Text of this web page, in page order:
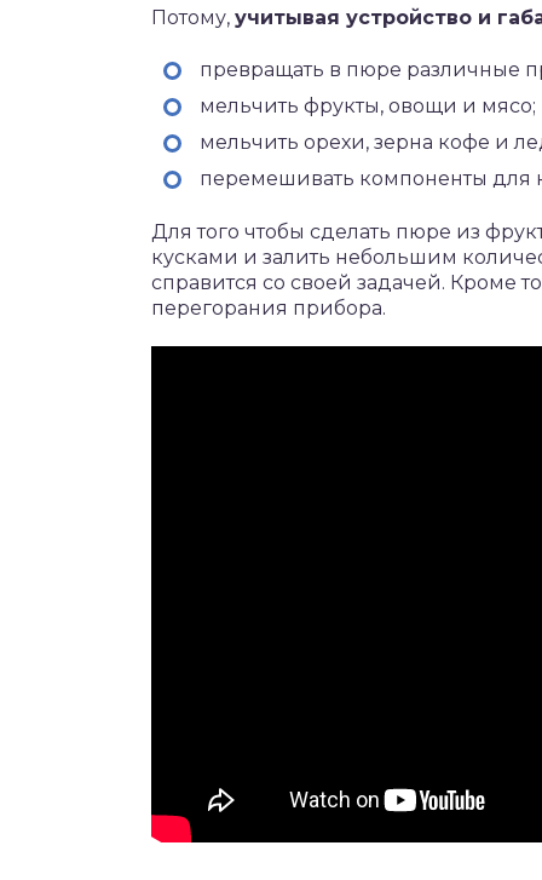
Потому, учитывая устройство и
превращать в пюре различные
мельчить фрукты, овощи и мясо;
мельчить орехи, зерна кофе и
перемешивать компоненты для
Для того чтобы сделать пюре из
кусками и залить небольшим
справится со своей задачей. Кроме
перегорания прибора.